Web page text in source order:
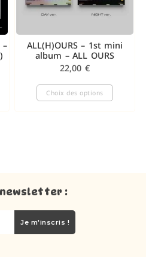
–
ALL(H)OURS – 1st mini
album – ALL OURS
22,00 €
Choix des options
newsletter :
Je m'inscris !